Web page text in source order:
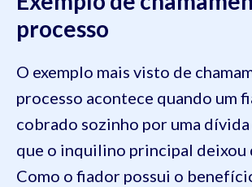
processo
O exemplo mais visto de
processo acontece quando um
cobrado sozinho por uma
que o inquilino principal deixou
Como o fiador possui o